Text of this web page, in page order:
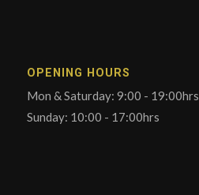
OPENING HOURS
Mon & Saturday: 9:00 - 19:00hrs
Sunday: 10:00 - 17:00hrs